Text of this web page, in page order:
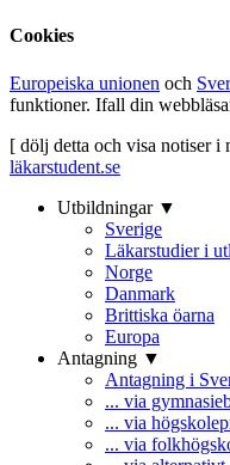
Cookies
Europeiska unionen och
funktioner. Ifall din
[ dölj detta och visa notiser i
läkarstudent.se
Utbildningar ▼
Sverige
Läkarstudier i
Norge
Danmark
Brittiska öarna
Europa
Antagning ▼
Antagning i
... via
... via
... via